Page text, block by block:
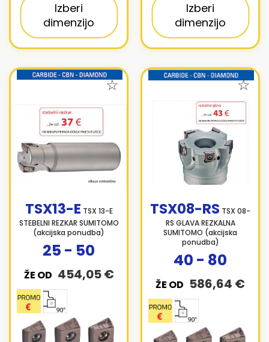
Izberi
dimenzijo
Izberi
dimenzijo
TSX13-E TSX 13-E
STEBELNI REZKAR SUMITOMO
(akcijska ponudba)
ŽE OD 454,05 €
25 - 50
TSX08-RS TSX 08-
RS GLAVA REZKALNA
SUMITOMO (akcijska
ponudba)
ŽE OD 586,64 €
40 - 80